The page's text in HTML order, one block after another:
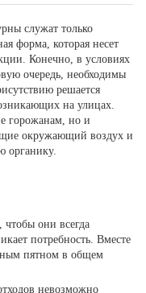
служат только
форма, которая несет
Конечно, в условиях
очередь, необходимы
решается
на улицах.
горожанам, но и
окружающий воздух и
органику.
они всегда
потребность. Вместе
пятном в общем
невозможно